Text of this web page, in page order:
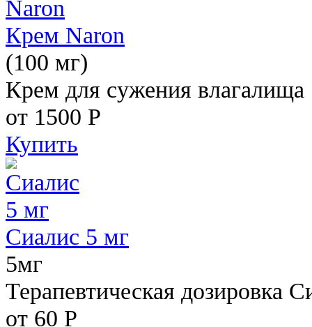
Крем Naron
(100 мг)
Крем для сужения влагалища
от 1500 Р
Купить
Сиалис 5 мг
5мг
Терапевтическая дозировка
от 60 Р